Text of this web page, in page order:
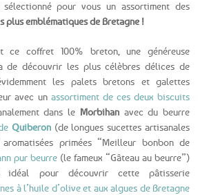
pour vous un assortiment des
plus emblématiques de Bretagne !
ce coffret 100% breton, une généreuse
de découvrir les plus célèbres délices de
les palets bretons et galettes
avec un assortiment de ces deux biscuits
dans le Morbihanavec du beurre
Quiberon(de longues sucettes artisanales
primées “Meilleur bonbon de
pur beurre (le fameux “Gâteau au beurre”)
idéal pour découvrir cette pâtisserie
à l’huile d’olive et aux algues de Bretagne